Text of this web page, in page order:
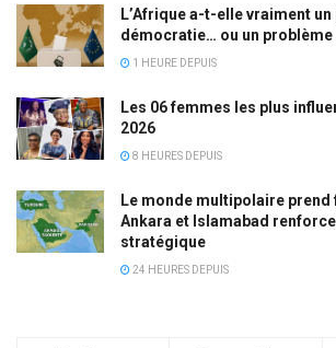
L’Afrique a-t-elle vraiment
démocratie… ou un
1 HEURE DEPUIS
Les 06 femmes les plus
2026
8 HEURES DEPUIS
Le monde multipolaire prend
Ankara et Islamabad
stratégique
24 HEURES DEPUIS